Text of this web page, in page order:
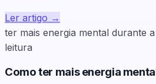
Ler artigo →
ter mais energia mental durante
leitura
Como ter mais energia